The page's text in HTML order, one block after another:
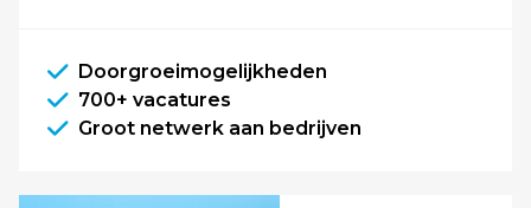
Doorgroeimogelijkheden
700+ vacatures
Groot netwerk aan bedrijven